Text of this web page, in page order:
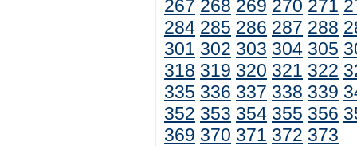
267 268 269 270 271
284 285 286 287 288
301 302 303 304 305
318 319 320 321 322
335 336 337 338 339
352 353 354 355 356
369 370 371 372 373